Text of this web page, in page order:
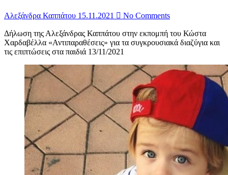
Αλεξάνδρα Καππάτου 15.11.2021 No Comments
Δήλωση της Αλεξάνδρας Καππάτου στην εκπομπή του Κώστα
Χαρδαβέλλα «Αντιπαραθέσεις» για τα συγκρουσιακά διαζύγια και
τις επιπτώσεις στα παιδιά 13/11/2021